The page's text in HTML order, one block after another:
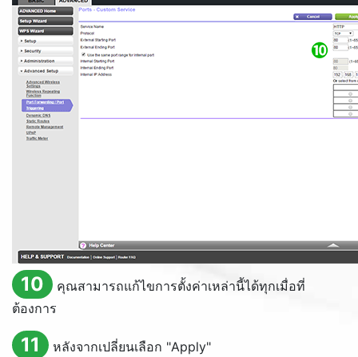
10
คุณสามารถแก้ไขการตั้งค่าเหล่านี้ได้ทุกเมื่อที่
ต้องการ
11 หลังจากเปลี่ยนเลือก "Apply"